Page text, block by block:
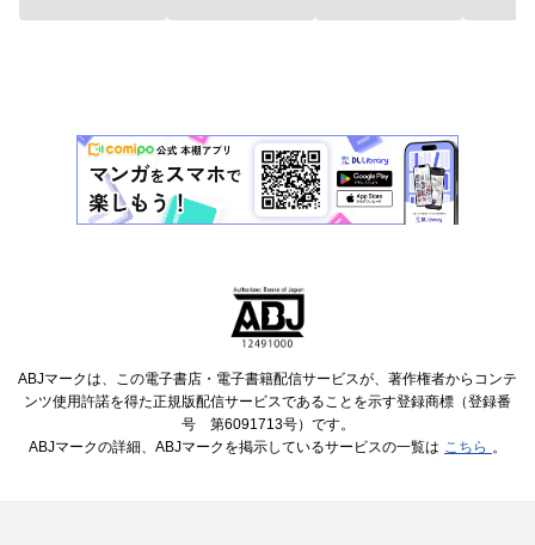
ABJマークは、この電子書店・電子書籍配信サービスが、著作権者からコンテ
ンツ使用許諾を得た正規版配信サービスであることを示す登録商標（登録番
号 第6091713号）です。
ABJマークの詳細、ABJマークを掲示しているサービスの一覧は こちら 。